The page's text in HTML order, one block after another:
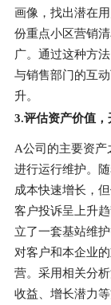
画像，找出潜在
份重点小区营销
广。通过这种方
与销售部门的互
升。
3.评估资产价值
A公司的主要资产
进行运行维护。
成本快速增长，
客户投诉呈上升
立了一套基站维
对客户和本企业
营。采用相关分
收益、增长潜力